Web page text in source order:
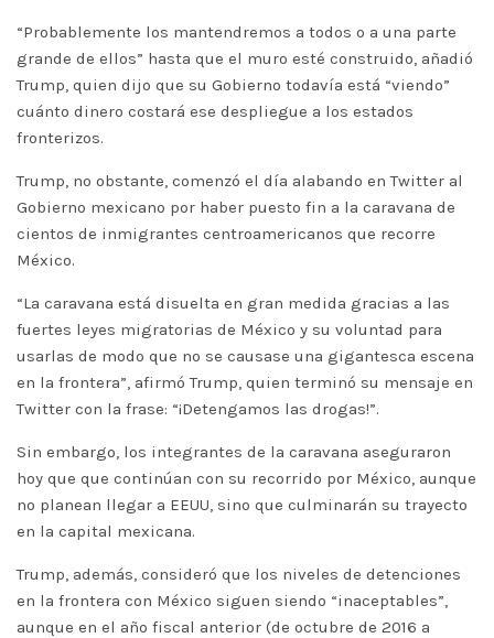
“Probablemente los mantendremos a todos o a una parte
grande de ellos” hasta que el muro esté construido, añadió
Trump, quien dijo que su Gobierno todavía está “viendo”
cuánto dinero costará ese despliegue a los estados
fronterizos.
Trump, no obstante, comenzó el día alabando en Twitter al
Gobierno mexicano por haber puesto fin a la caravana de
cientos de inmigrantes centroamericanos que recorre
México.
“La caravana está disuelta en gran medida gracias a las
fuertes leyes migratorias de México y su voluntad para
usarlas de modo que no se causase una gigantesca escena
en la frontera”, afirmó Trump, quien terminó su mensaje en
Twitter con la frase: “¡Detengamos las drogas!”.
Sin embargo, los integrantes de la caravana aseguraron
hoy que que continúan con su recorrido por México, aunque
no planean llegar a EEUU, sino que culminarán su trayecto
en la capital mexicana.
Trump, además, consideró que los niveles de detenciones
en la frontera con México siguen siendo “inaceptables”,
aunque en el año fiscal anterior (de octubre de 2016 a